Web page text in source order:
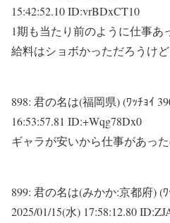
15:42:52.10 ID:vrBDxCT10
1期も当たり前のように仕事あ
給料はショボかっただろうけど
898: 君の名は(福岡県) (ﾜｯﾁｮｲ
16:53:57.81 ID:+Wqg78Dx0
ギャラが安いから仕事があっ
899: 君の名は(みかか:京都府) (ﾜ
2025/01/15(水) 17:58:12.80